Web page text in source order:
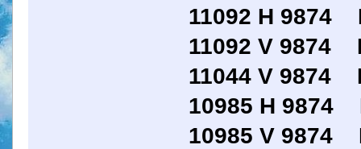
11092 H 9874
11092 V 9874
11044 V 9874
10985 H 9874
10985 V 9874